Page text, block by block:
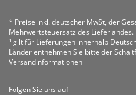
* Preise inkl. deutscher MwSt, der
Mehrwertsteuersatz des Lieferlandes.
¹ gilt für Lieferungen innerhalb
Länder entnehmen Sie bitte der
Versandinformationen
Folgen Sie uns auf